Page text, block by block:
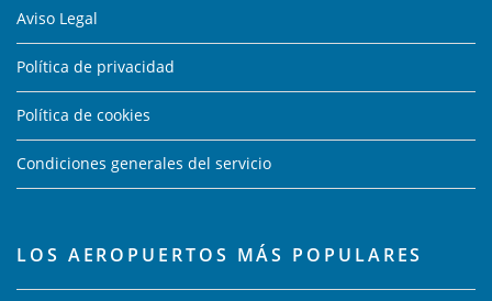
Aviso Legal
Política de privacidad
Política de cookies
Condiciones generales del servicio
LOS AEROPUERTOS MÁS POPULARES